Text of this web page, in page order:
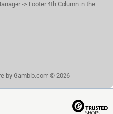
-> Footer 4th Column in the
by Gambio.com © 2026